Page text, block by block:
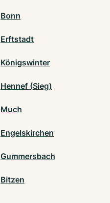
Bonn
Erftstadt
Königswinter
Hennef (Sieg)
Much
Engelskirchen
Gummersbach
Bitzen